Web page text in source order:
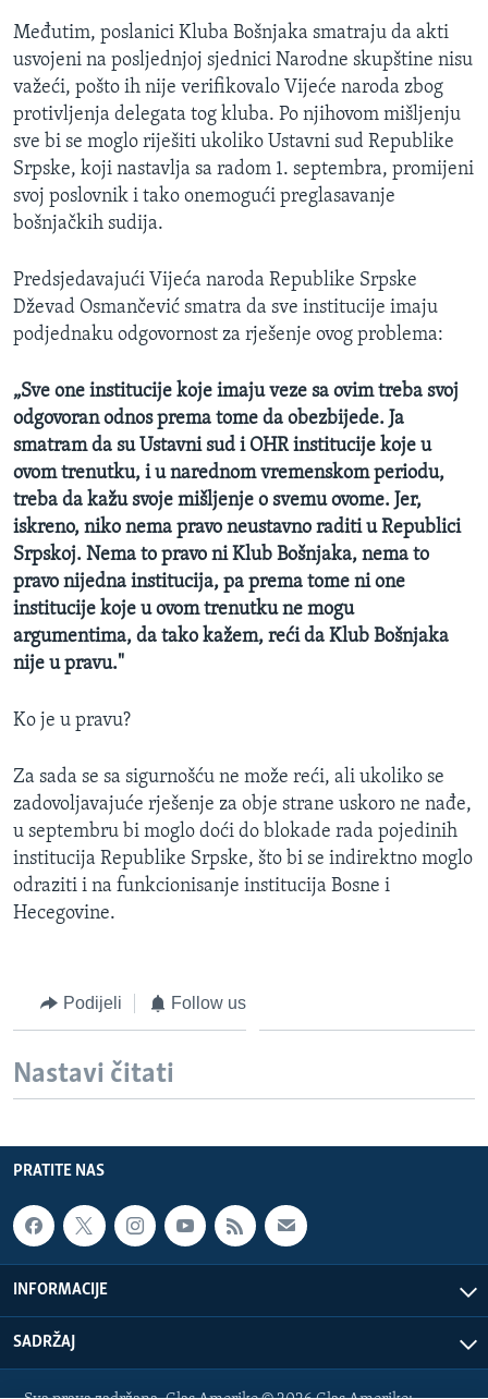
Međutim, poslanici Kluba Bošnjaka smatraju da akti
usvojeni na posljednjoj sjednici Narodne skupštine nisu
važeći, pošto ih nije verifikovalo Vijeće naroda zbog
protivljenja delegata tog kluba. Po njihovom mišljenju
sve bi se moglo riješiti ukoliko Ustavni sud Republike
Srpske, koji nastavlja sa radom 1. septembra, promijeni
svoj poslovnik i tako onemogući preglasavanje
bošnjačkih sudija.
Predsjedavajući Vijeća naroda Republike Srpske
Dževad Osmančević smatra da sve institucije imaju
podjednaku odgovornost za rješenje ovog problema:
„Sve one institucije koje imaju veze sa ovim treba svoj
odgovoran odnos prema tome da obezbijede. Ja
smatram da su Ustavni sud i OHR institucije koje u
ovom trenutku, i u narednom vremenskom periodu,
treba da kažu svoje mišljenje o svemu ovome. Jer,
iskreno, niko nema pravo neustavno raditi u Republici
Srpskoj. Nema to pravo ni Klub Bošnjaka, nema to
pravo nijedna institucija, pa prema tome ni one
institucije koje u ovom trenutku ne mogu
argumentima, da tako kažem, reći da Klub Bošnjaka
nije u pravu."
Ko je u pravu?
Za sada se sa sigurnošću ne može reći, ali ukoliko se
zadovoljavajuće rješenje za obje strane uskoro ne nađe,
u septembru bi moglo doći do blokade rada pojedinih
institucija Republike Srpske, što bi se indirektno moglo
odraziti i na funkcionisanje institucija Bosne i
Hecegovine.
Podijeli Follow us
Nastavi čitati
PRATITE NAS
INFORMACIJE
SADRŽAJ